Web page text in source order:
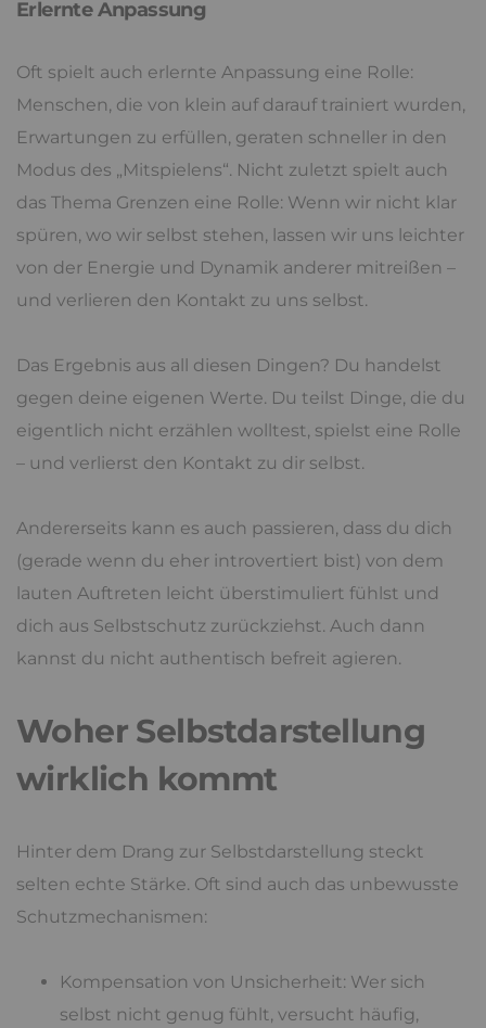
Erlernte Anpassung
Oft spielt auch erlernte Anpassung eine Rolle:
Menschen, die von klein auf darauf trainiert wurden,
Erwartungen zu erfüllen, geraten schneller in den
Modus des „Mitspielens“. Nicht zuletzt spielt auch
das Thema Grenzen eine Rolle: Wenn wir nicht klar
spüren, wo wir selbst stehen, lassen wir uns leichter
von der Energie und Dynamik anderer mitreißen –
und verlieren den Kontakt zu uns selbst.
Das Ergebnis aus all diesen Dingen? Du handelst
gegen deine eigenen Werte. Du teilst Dinge, die du
eigentlich nicht erzählen wolltest, spielst eine Rolle
– und verlierst den Kontakt zu dir selbst.
Andererseits kann es auch passieren, dass du dich
(gerade wenn du eher introvertiert bist) von dem
lauten Auftreten leicht überstimuliert fühlst und
dich aus Selbstschutz zurückziehst. Auch dann
kannst du nicht authentisch befreit agieren.
Woher Selbstdarstellung
wirklich kommt
Hinter dem Drang zur Selbstdarstellung steckt
selten echte Stärke. Oft sind auch das unbewusste
Schutzmechanismen:
Kompensation von Unsicherheit: Wer sich
selbst nicht genug fühlt, versucht häufig,